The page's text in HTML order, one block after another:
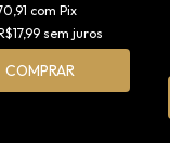
com Pix
sem juros
COMPRAR